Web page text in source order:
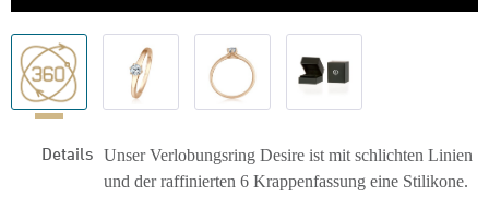
Details Unser Verlobungsring Desire ist mit schlichten Linien
und der raffinierten 6 Krappenfassung eine Stilikone.